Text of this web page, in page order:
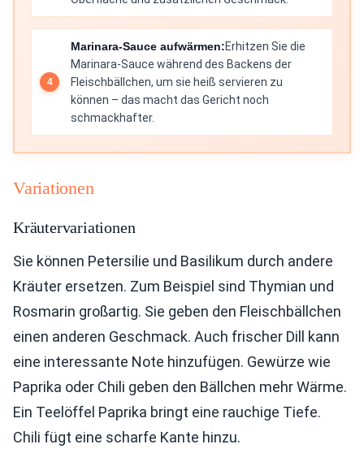
Marinara-Sauce aufwärmen:Erhitzen Sie die
Marinara-Sauce während des Backens der
Fleischbällchen, um sie heiß servieren zu
können – das macht das Gericht noch
schmackhafter.
Variationen
Kräutervariationen
Sie können Petersilie und Basilikum durch andere
Kräuter ersetzen. Zum Beispiel sind Thymian und
Rosmarin großartig. Sie geben den Fleischbällchen
einen anderen Geschmack. Auch frischer Dill kann
eine interessante Note hinzufügen. Gewürze wie
Paprika oder Chili geben den Bällchen mehr Wärme.
Ein Teelöffel Paprika bringt eine rauchige Tiefe.
Chili fügt eine scharfe Kante hinzu.